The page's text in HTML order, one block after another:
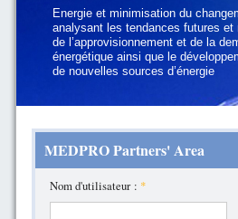
Energie et minimisation du
analysant les tendances futures et
de l’approvisionnement et de la
énergétique ainsi que le
de nouvelles sources d’énergie
Géopolitique et gouvernance, se
défis politiques régionaux et
auxquels les pays méditerranéens
doivent faire face
MEDPRO Partners' Area
Nom d'utilisateur : *